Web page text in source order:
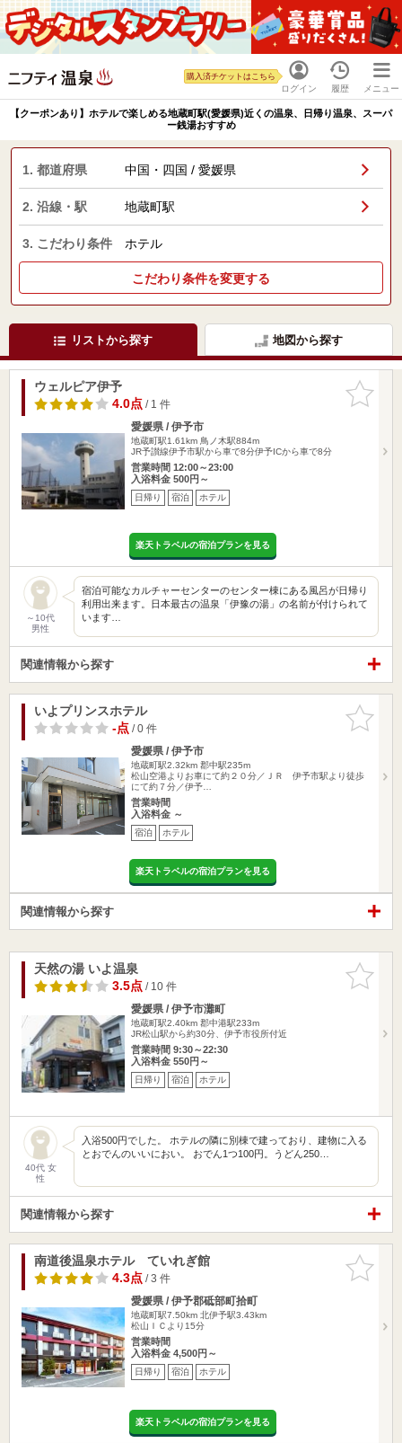
ログイン
購入済チケットはこちら
履歴 メニュー
【クーポンあり】ホテルで楽しめる地蔵町駅(愛媛県)近くの温泉、日帰り温泉、スーパ
ー銭湯おすすめ
1. 都道府県 中国・四国 / 愛媛県
2. 沿線・駅 地蔵町駅
3. こだわり条件 ホテル
こだわり条件を変更する
リストから探す 地図から探す
お気に入
りに追加
ウェルピア伊予
4.0点/ 1 件
愛媛県 / 伊予市
地蔵町駅1.61km 鳥ノ木駅884m
JR予讃線伊予市駅から車で8分伊予ICから車で8分
営業時間 12:00～23:00
入浴料金 500円～
日帰り 宿泊 ホテル
楽天トラベルの宿泊プランを見る
～10代
男性
宿泊可能なカルチャーセンターのセンター棟にある風呂が日帰り
利用出来ます。日本最古の温泉「伊豫の湯」の名前が付けられて
います…
関連情報から探す
お気に入
りに追加
いよプリンスホテル
-点/ 0 件
愛媛県 / 伊予市
地蔵町駅2.32km 郡中駅235m
松山空港よりお車にて約２０分／ＪＲ 伊予市駅より徒歩
にて約７分／伊予…
営業時間
入浴料金 ～
宿泊 ホテル
楽天トラベルの宿泊プランを見る
関連情報から探す
お気に入
りに追加
天然の湯 いよ温泉
3.5点/ 10 件
愛媛県 / 伊予市灘町
地蔵町駅2.40km 郡中港駅233m
JR松山駅から約30分、伊予市役所付近
営業時間 9:30～22:30
入浴料金 550円～
日帰り 宿泊 ホテル
40代 女
性
入浴500円でした。 ホテルの隣に別棟で建っており、建物に入る
とおでんのいいにおい。 おでん1つ100円。うどん250…
関連情報から探す
お気に入
りに追加
南道後温泉ホテル ていれぎ館
4.3点/ 3 件
愛媛県 / 伊予郡砥部町拾町
地蔵町駅7.50km 北伊予駅3.43km
松山ＩＣより15分
営業時間
入浴料金 4,500円～
日帰り 宿泊 ホテル
楽天トラベルの宿泊プランを見る